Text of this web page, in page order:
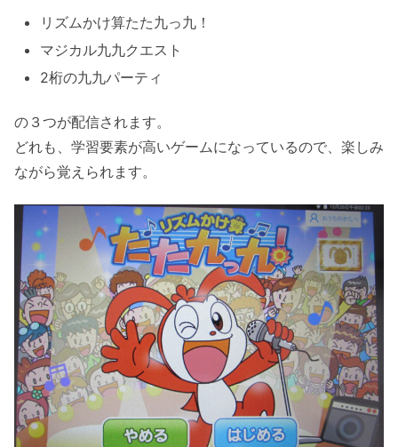
リズムかけ算たた九っ九！
マジカル九九クエスト
2桁の九九パーティ
の３つが配信されます。
どれも、学習要素が高いゲームになっているので、楽しみ
ながら覚えられます。